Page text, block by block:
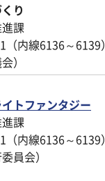
り
課
内線6136～6139）
）
トファンタジー
課
内線6136～6139）
員会）